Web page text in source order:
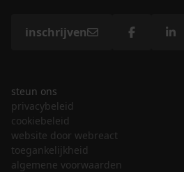
inschrijven
steun ons
privacybeleid
cookiebeleid
website door webreact
toegankelijkheid
algemene voorwaarden